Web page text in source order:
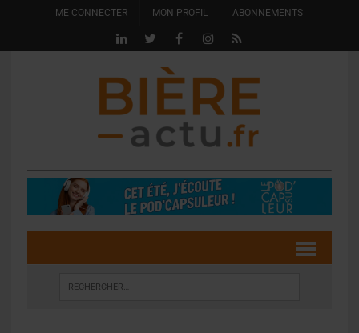
ME CONNECTER MON PROFIL ABONNEMENTS